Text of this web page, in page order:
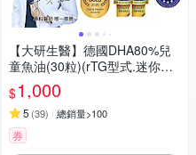
【大研生醫】德國DHA80%兒
童魚油(30粒)(rTG型式.迷你好
吞兒童孕婦皆適用)
$1,000
5 (39) 總銷量>100
券